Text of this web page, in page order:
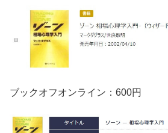
ブックオフオンライン：600円